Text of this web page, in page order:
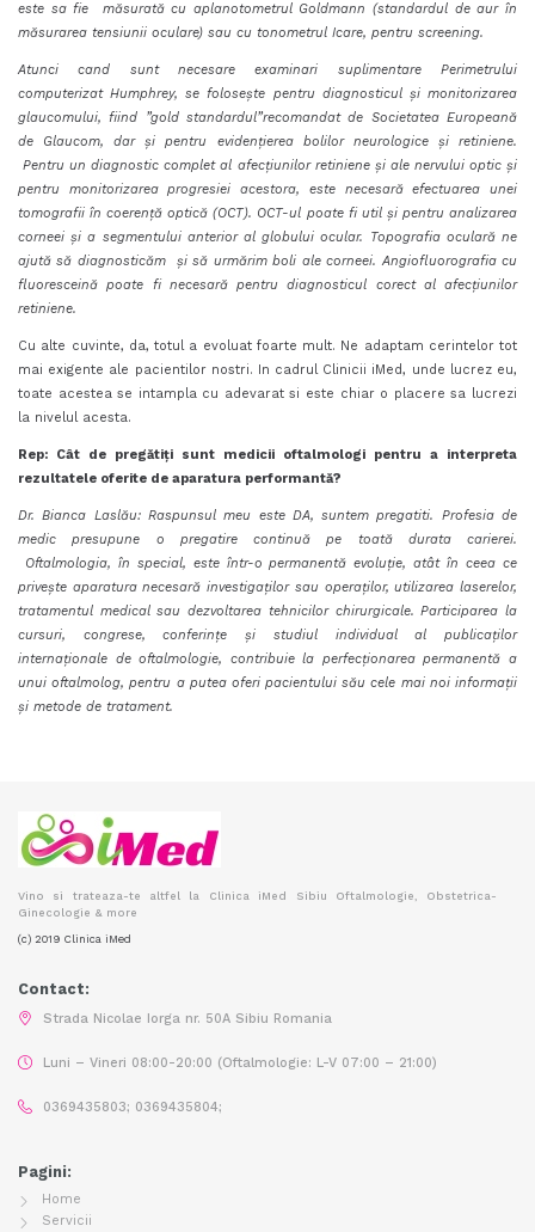
este sa fie măsurată cu aplanotometrul Goldmann (standardul de aur în
măsurarea tensiunii oculare) sau cu tonometrul Icare, pentru screening.
Atunci cand sunt necesare examinari suplimentare Perimetrului
computerizat Humphrey, se folosește pentru diagnosticul și monitorizarea
glaucomului, fiind ”gold standardul”recomandat de Societatea Europeană
de Glaucom, dar și pentru evidențierea bolilor neurologice și retiniene.
Pentru un diagnostic complet al afecțiunilor retiniene și ale nervului optic și
pentru monitorizarea progresiei acestora, este necesară efectuarea unei
tomografii în coerență optică (OCT). OCT-ul poate fi util și pentru analizarea
corneei și a segmentului anterior al globului ocular. Topografia oculară ne
ajută să diagnosticăm și să urmărim boli ale corneei. Angiofluorografia cu
fluoresceină poate fi necesară pentru diagnosticul corect al afecțiunilor
retiniene.
Cu alte cuvinte, da, totul a evoluat foarte mult. Ne adaptam cerintelor tot
mai exigente ale pacientilor nostri. In cadrul Clinicii iMed, unde lucrez eu,
toate acestea se intampla cu adevarat si este chiar o placere sa lucrezi
la nivelul acesta.
Rep: Cât de pregătiți sunt medicii oftalmologi pentru a interpreta
rezultatele oferite de aparatura performantă?
Dr. Bianca Laslău: Raspunsul meu este DA, suntem pregatiti. Profesia de
medic presupune o pregatire continuă pe toată durata carierei.
Oftalmologia, în special, este într-o permanentă evoluție, atât în ceea ce
privește aparatura necesară investigaților sau operaților, utilizarea laserelor,
tratamentul medical sau dezvoltarea tehnicilor chirurgicale. Participarea la
cursuri, congrese, conferințe și studiul individual al publicaților
internaționale de oftalmologie, contribuie la perfecționarea permanentă a
unui oftalmolog, pentru a putea oferi pacientului său cele mai noi informații
și metode de tratament.
Vino si trateaza-te altfel la Clinica iMed Sibiu Oftalmologie, Obstetrica-
Ginecologie & more
(c) 2019 Clinica iMed
Contact:
Strada Nicolae Iorga nr. 50A Sibiu Romania
Luni – Vineri 08:00-20:00 (Oftalmologie: L-V 07:00 – 21:00)
0369435803; 0369435804;
Pagini:
Home
Servicii